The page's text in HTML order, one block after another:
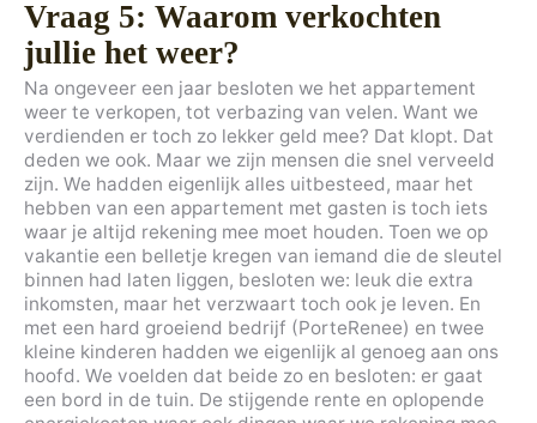
Vraag 5: Waarom verkochten
jullie het weer?
Na ongeveer een jaar besloten we het appartement
weer te verkopen, tot verbazing van velen. Want we
verdienden er toch zo lekker geld mee? Dat klopt. Dat
deden we ook. Maar we zijn mensen die snel verveeld
zijn. We hadden eigenlijk alles uitbesteed, maar het
hebben van een appartement met gasten is toch iets
waar je altijd rekening mee moet houden. Toen we op
vakantie een belletje kregen van iemand die de sleutel
binnen had laten liggen, besloten we: leuk die extra
inkomsten, maar het verzwaart toch ook je leven. En
met een hard groeiend bedrijf (PorteRenee) en twee
kleine kinderen hadden we eigenlijk al genoeg aan ons
hoofd. We voelden dat beide zo en besloten: er gaat
een bord in de tuin. De stijgende rente en oplopende